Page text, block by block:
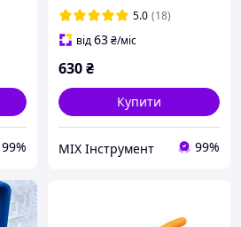
99%
5.0 (18)
від63₴/міс
630₴
Купити
MIX Інструмент 99%